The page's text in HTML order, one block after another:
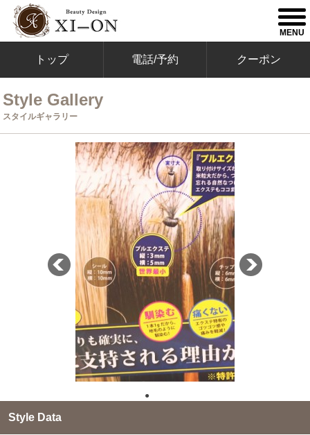
MENU
トップ 電話/予約 クーポン
Style Gallery
スタイルギャラリー
●
Style Data